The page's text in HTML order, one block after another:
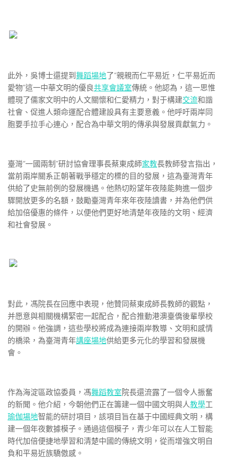
此外，吳博士還提到 舞蹈場地了“親親而仁平易近，仁平易近而
愛物”這一中華文明的優良共享會議室傳統。他認為，這一思惟
體現了儒家文明中的人文關懷和仁愛精力，對于構建交流和諧
社會、促進人類命運配合體建設具有主要意義。他呼吁兩岸同
胞要手拉手心連心，配合為中華文明的傳承與發展貢獻氣力。
臺灣“一國兩制”研討協會理事長蔡東成師家教長教師發言指出，
當前兩岸關系正朝著戰爭穩定的標的目的發展，這為臺灣青年
供給了史無前例的發展機遇。他熱切盼望年夜陸能夠進一個步
驟開放更多的名額，鼓勵臺灣青年來年夜陸讀書，并為他們供
給加倍優惠的條件，以便他們更好地清楚年夜陸的文明、經濟
和社會發展。
對此，馮院長在回應中表現，他贊同蔡東成師長教師的觀點，
并愿意與相關機構緊密一起配合，配合推動港澳臺僑後輩學校
的開辦。他強調，這些學校將成為連接兩岸教導、文明和感情
的橋梁，為臺灣青年講座場地供給更多元化的學習和發展機
會。
作為海淀區政協委員，馮舞蹈教室院長還流露了一個令人振奮
的新聞。他介紹，今朝他們正在籌建一個中國文明與人教學工
瑜伽場地智能的研討項目，該項目旨在基于中國經典文明，構
建一個年夜數據模子。通過這個模子，青少年可以在人工智能
時代加倍便捷地學習和清楚中國的傳統文明，從而增強文明自
負和平易近族驕傲感。